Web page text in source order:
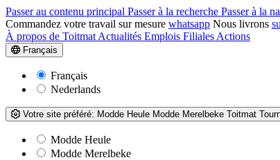
Passer au contenu principal Passer à la recherche Passer à la
Commandez votre travail sur mesure whatsapp Nous livrons
À propos de Toitmat Actualités Emplois Filiales Actions
Français
Français
Nederlands
Votre site préféré: Modde Heule Modde Merelbeke Toitmat
Modde Heule
Modde Merelbeke